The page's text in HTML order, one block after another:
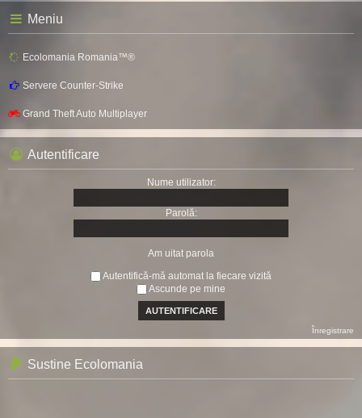
Meniu
Ecolomania Romania™®
Servere Counter-Strike
Grand Theft Auto Multiplayer
Autentificare
Nume utilizator:
Parolă:
Am uitat parola
Autentifică-mă automat la fiecare vizită
Ascunde pe mine
Înregistrare
Sustine Ecolomania